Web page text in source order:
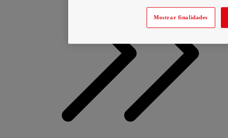
Mostrar finalidades